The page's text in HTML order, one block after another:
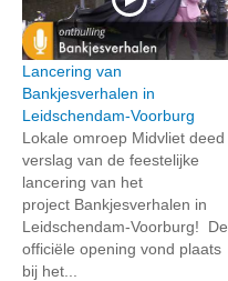
Lancering van
Bankjesverhalen in
Leidschendam-Voorburg
Lokale omroep Midvliet deed
verslag van de feestelijke
lancering van het
project Bankjesverhalen in
Leidschendam-Voorburg! De
officiële opening vond plaats
bij het...